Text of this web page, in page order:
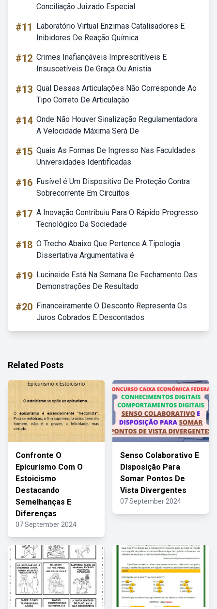
Conciliação Juizado Especial
#11
Laboratório Virtual Enzimas Catalisadores E
Inibidores De Reação Química
#12 Crimes Inafiançáveis Imprescritíveis E
Insuscetíveis De Graça Ou Anistia
#13 Qual Dessas Articulações Não Corresponde Ao
Tipo Correto De Articulação
#14 Onde Não Houver Sinalização Regulamentadora
A Velocidade Máxima Será De
#15 Quais As Formas De Ingresso Nas Faculdades
Universidades Identificadas
#16 Fusível é Um Dispositivo De Proteção Contra
Sobrecorrente Em Circuitos
#17 A Inovação Contribuiu Para O Rápido Progresso
Tecnológico Da Sociedade
#18 O Trecho Abaixo Que Pertence A Tipologia
Dissertativa Argumentativa é
#19 Lucineide Está Na Semana De Fechamento Das
Demonstrações De Resultado
#20 Financeiramente O Desconto Representa Os
Juros Cobrados E Descontados
Related Posts
Confronte O
Epicurismo Com O
Estoicismo
Destacando
Semelhanças E
Diferenças
07 September 2024
Senso Colaborativo E
Disposição Para
Somar Pontos De
Vista Divergentes
07 September 2024